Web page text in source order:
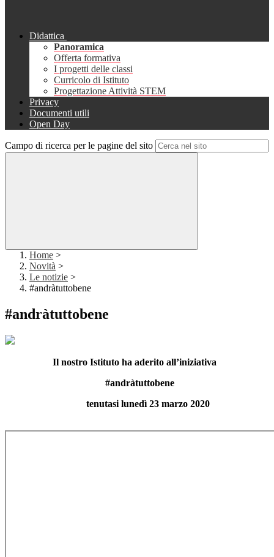
Didattica
Panoramica
Offerta formativa
I progetti delle classi
Curricolo di Istituto
Progettazione Attività STEM
Privacy
Documenti utili
Open Day
Campo di ricerca per le pagine del sito
Home >
Novità >
Le notizie >
#andràtuttobene
#andràtuttobene
Il nostro Istituto ha aderito all’iniziativa
#andràtuttobene
tenutasi lunedì 23 marzo 2020